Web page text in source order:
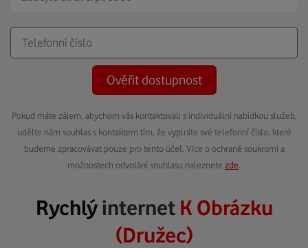
Ověřit dostupnost
Pokud máte zájem, abychom vás kontaktovali s individuální nabídkou služeb,
udělte nám souhlas s kontaktem tím, že vyplníte své telefonní číslo, které
budeme zpracovávat pouze pro tento účel. Více o ochraně soukromí a
možnostech odvolání souhlasu naleznete zde
Rychlýinternet K Obrázku
(Družec)